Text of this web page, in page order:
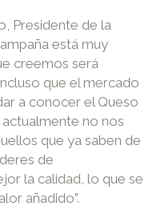
Presidente de la
está muy
creemos será
que el mercado
a conocer el Queso
no nos
que ya saben de
de
la calidad, lo que se
añadido”.